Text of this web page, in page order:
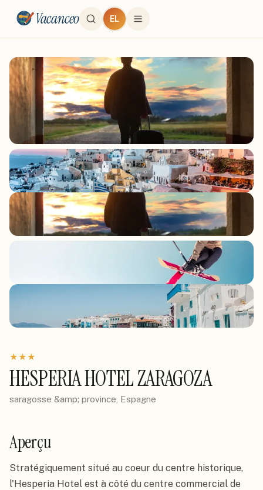
Vacanceo EL
★★★
HESPERIA HOTEL ZARAGOZA
saragosse &amp; province, Espagne
Aperçu
Stratégiquement situé au coeur du centre historique,
l'Hesperia Hotel est à côté du centre commercial de